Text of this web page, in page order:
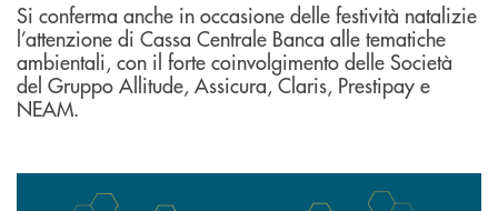
Si conferma anche in occasione delle festività natalizie
l’attenzione di Cassa Centrale Banca alle tematiche
ambientali, con il forte coinvolgimento delle Società
del Gruppo Allitude, Assicura, Claris, Prestipay e
NEAM.